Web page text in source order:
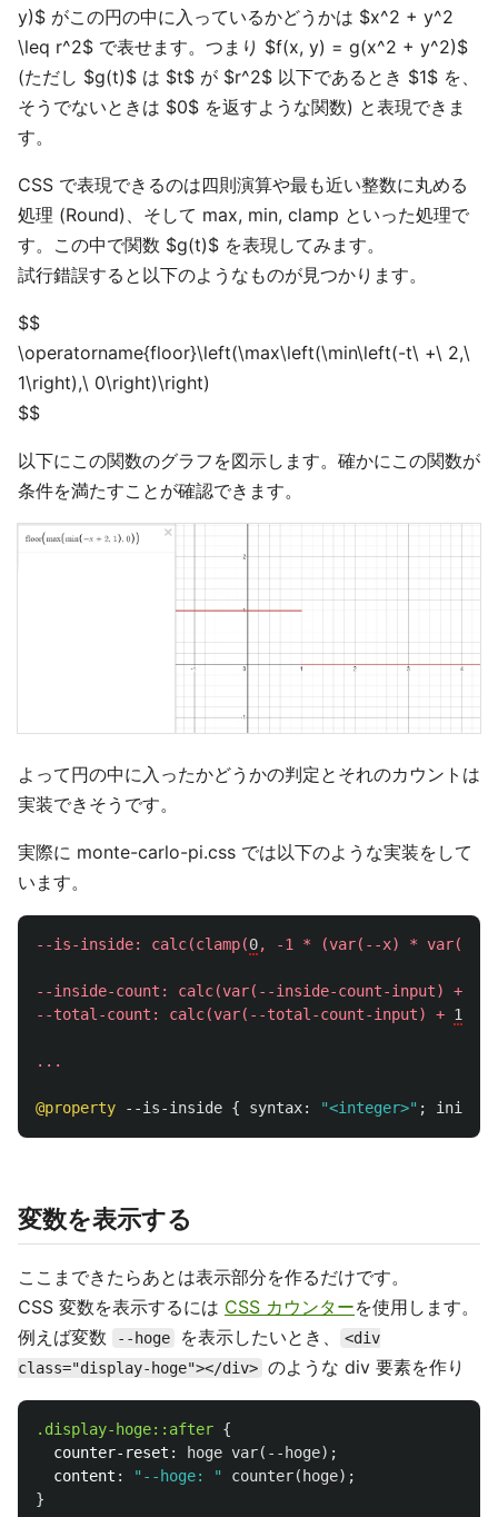
y)$ がこの円の中に入っているかどうかは $x^2 + y^2
\leq r^2$ で表せます。つまり $f(x, y) = g(x^2 + y^2)$
(ただし $g(t)$ は $t$ が $r^2$ 以下であるとき $1$ を、
そうでないときは $0$ を返すような関数) と表現できま
す。
CSS で表現できるのは四則演算や最も近い整数に丸める
処理 (Round)、そして max, min, clamp といった処理で
す。この中で関数 $g(t)$ を表現してみます。
試行錯誤すると以下のようなものが見つかります。
$$
\operatorname{floor}\left(\max\left(\min\left(-t\ +\ 2,\
1\right),\ 0\right)\right)
$$
以下にこの関数のグラフを図示します。確かにこの関数が
条件を満たすことが確認できます。
よって円の中に入ったかどうかの判定とそれのカウントは
実装できそうです。
実際に monte-carlo-pi.css では以下のような実装をして
います。
--is-inside: calc(clamp(0, -1 * (var( --x) * var(
--inside-count : calc(var( --inside-count-input) +
--total-count : calc(var( --total-count-input) + 1
...
@property --is-inside { syntax: "<integer>" ;
変数を表示する
ここまできたらあとは表示部分を作るだけです。
CSS 変数を表示するには CSS カウンターを使用します。
例えば変数
--hoge を表示したいとき、
<div
class="display-hoge"></div> のような div 要素を作り
.display-hoge::after {
counter-reset : hoge var( --hoge);
content : "--hoge: " counter(hoge);
}